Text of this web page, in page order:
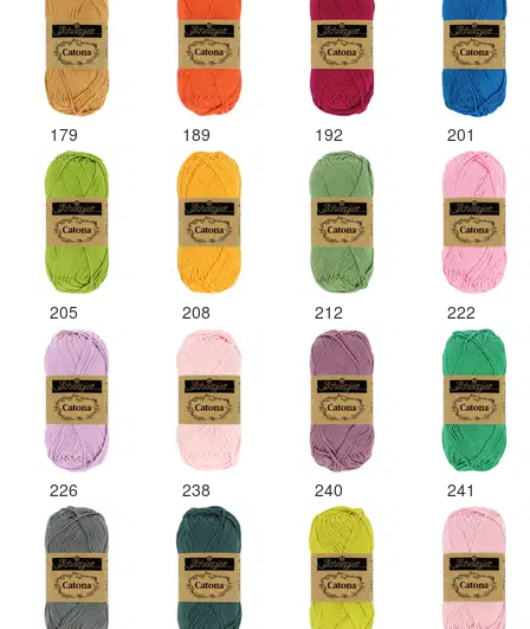
179 189 192 201
205 208 212 222
226 238 240 241